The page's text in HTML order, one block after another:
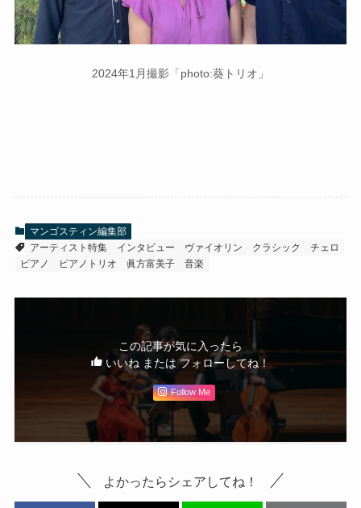
2024年1月撮影「photo:葵トリオ」
マンゴスティン編集部
アーティスト特集
インタビュー ヴァイオリン クラシック
チェロ
ピアノ
ピアノトリオ 眞方富美子 音楽
この記事が気に入ったら
いいね または フォローしてね！
Follow Me
よかったらシェアしてね！